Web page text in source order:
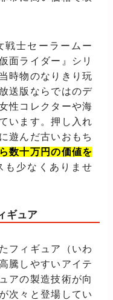
戦士セーラームー
面ライダー』シリ
時物のなりきり玩
送版ならではのデ
性コレクターや海
います。押し入れ
遊んだ古いおもち
数十万円の価値を
も少なくありませ
ギュア
フィギュア（いわ
騰しやすいアイテ
アの製造技術が向
次々と登場してい